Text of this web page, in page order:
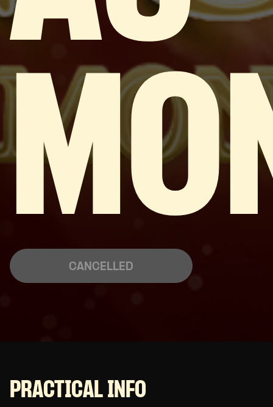
CANCELLED
PRACTICAL INFO